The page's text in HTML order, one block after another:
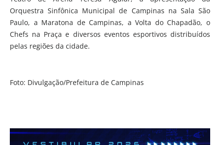
Orquestra Sinfônica Municipal de Campinas na Sala São
Paulo, a Maratona de Campinas, a Volta do Chapadão, o
Chefs na Praça e diversos eventos esportivos distribuídos
pelas regiões da cidade.
Foto: Divulgação/Prefeitura de Campinas